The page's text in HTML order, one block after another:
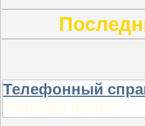
Телефонный
Рангулов Фазил